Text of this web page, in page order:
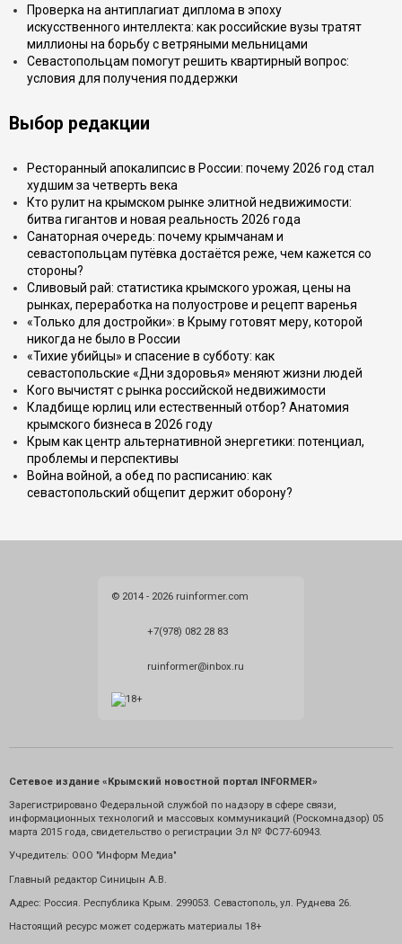
Проверка на антиплагиат диплома в эпоху
искусственного интеллекта: как российские вузы тратят
миллионы на борьбу с ветряными мельницами
Севастопольцам помогут решить квартирный вопрос:
условия для получения поддержки
Выбор редакции
Ресторанный апокалипсис в России: почему 2026 год стал
худшим за четверть века
Кто рулит на крымском рынке элитной недвижимости:
битва гигантов и новая реальность 2026 года
Санаторная очередь: почему крымчанам и
севастопольцам путёвка достаётся реже, чем кажется со
стороны?
Сливовый рай: статистика крымского урожая, цены на
рынках, переработка на полуострове и рецепт варенья
«Только для достройки»: в Крыму готовят меру, которой
никогда не было в России
«Тихие убийцы» и спасение в субботу: как
севастопольские «Дни здоровья» меняют жизни людей
Кого вычистят с рынка российской недвижимости
Кладбище юрлиц или естественный отбор? Анатомия
крымского бизнеса в 2026 году
Крым как центр альтернативной энергетики: потенциал,
проблемы и перспективы
Война войной, а обед по расписанию: как
севастопольский общепит держит оборону?
© 2014 - 2026 ruinformer.com
+7(978) 082 28 83
ruinformer@inbox.ru
Сетевое издание «Крымский новостной портал INFORMER»
Зарегистрировано Федеральной службой по надзору в сфере связи,
информационных технологий и массовых коммуникаций (Роскомнадзор) 05
марта 2015 года, свидетельство о регистрации Эл № ФС77-60943.
Учредитель: ООО "Информ Медиа"
Главный редактор Синицын А.В.
Адрес: Россия. Республика Крым. 299053. Севастополь, ул. Руднева 26.
Настоящий ресурс может содержать материалы 18+